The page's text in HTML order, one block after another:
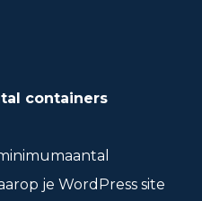
containers
je WordPress site